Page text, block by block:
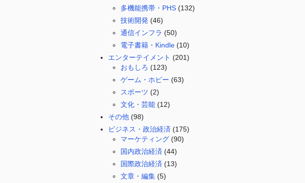
多機能携帯・PHS (132)
技術開発 (46)
通信インフラ (50)
電子書籍・Kindle (10)
エンターテイメント (201)
おもしろ (123)
ゲーム・ホビー (63)
スポーツ (2)
文化・芸能 (12)
その他 (98)
ビジネス・政治経済 (175)
マーケティング (90)
国内政治経済 (44)
国際政治経済 (13)
文章・編集 (5)